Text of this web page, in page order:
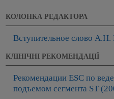
КОЛОНКА РЕДАКТОРА
Вступительное слово
КЛІНІЧНІ РЕКОМЕНДАЦІЇ
Рекомендации ESC по
подъемом сегмента ST